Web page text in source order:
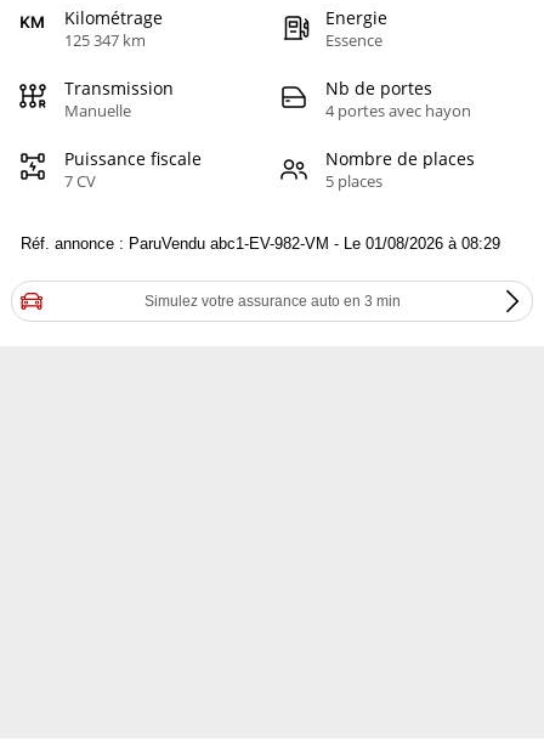
Kilométrage
125 347 km
Energie
Essence
Transmission
Manuelle
Nb de portes
4 portes avec hayon
Puissance fiscale
7 CV
Nombre de places
5 places
Réf. annonce : ParuVendu abc1-EV-982-VM - Le 01/08/2026 à 08:29
Simulez votre assurance auto en 3 min